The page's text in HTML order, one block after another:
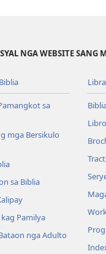
NGA WEBSITE SANG
sa
mga Bersikulo
sa Biblia
Pamilya
nga Adulto